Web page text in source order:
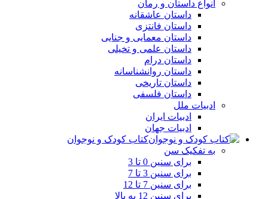
انواع داستان و رمان
داستان عاشقانه
داستان فانتزی
داستان معمایی و جنایی
داستان علمی و تخیلی
داستان درام
داستان روانشناسانه
داستان تاریخی
داستان فلسفی
ادبیات ملل
ادبیات ایران
ادبیات جهان
کتاب کودک و نوجوان
به تفکیک سن
برای سنین 0 تا 3
برای سنین 3 تا 7
برای سنین 7 تا 12
برای سنین 12 به بالا